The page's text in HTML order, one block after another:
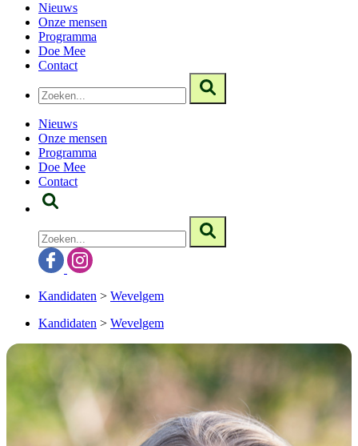
Nieuws
Onze mensen
Programma
Doe Mee
Contact
Nieuws
Onze mensen
Programma
Doe Mee
Contact
Kandidaten > Wevelgem
Kandidaten > Wevelgem